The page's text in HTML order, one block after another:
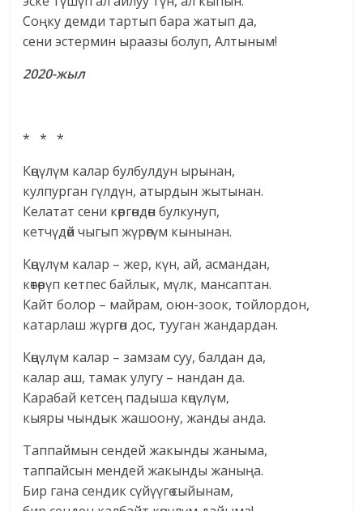
Соңку демди тартып бара жатып да,
сени эстермин ыраазы болуп, Алтыным!
2020-жыл
* * *
Көңүлүм калар булбулдун ырынан,
кулпурган гүлдүн, атырдын жытынан.
Келатат сени көргөндөн булкунуп,
кетчүдөй чыгып жүрөгүм кынынан.
Көңүлүм калар – жер, күн, ай, асмандан,
көтөрүп кетпес байлык, мүлк, мансаптан.
Кайт болор – майрам, оюн-зоок, тойлордон,
катарлаш жүргөн дос, тууган жандардан.
Көңүлүм калар – замзам суу, балдан да,
калар аш, тамак улугу – нандан да.
Карабай кетсең падыша көңүлүм,
кыяры чындык жашоону, жанды анда.
Таппаймын сендей жакынды жаныма,
таппайсын мендей жакынды жаныңа.
Бир гана сендик сүйүүгө сыйынам,